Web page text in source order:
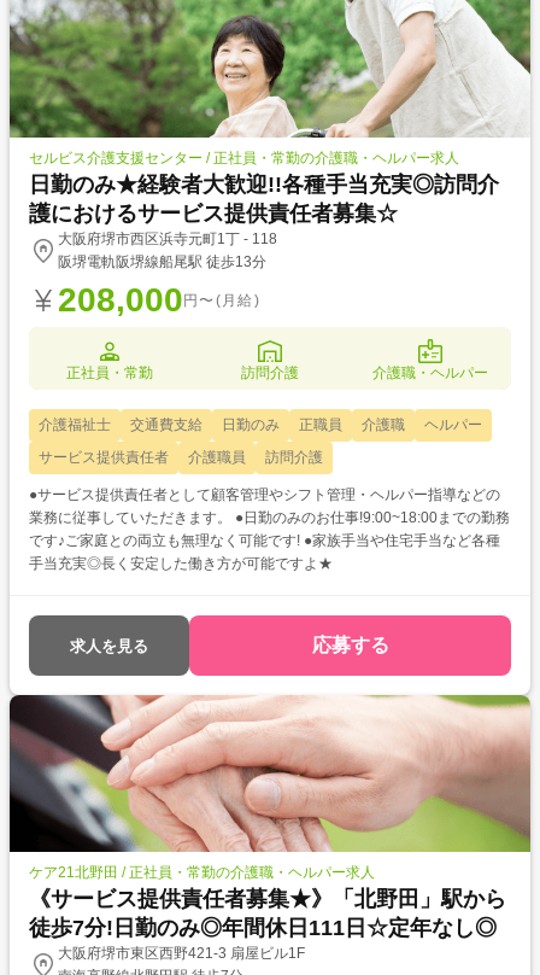
セルビス介護支援センター / 正社員・常勤の介護職・ヘルパー求人
日勤のみ★経験者大歓迎!!各種手当充実◎訪問介
護におけるサービス提供責任者募集☆
大阪府堺市西区浜寺元町1丁 - 118
阪堺電軌阪堺線船尾駅 徒歩13分
208,000 円〜(月給)
正社員・常勤 訪問介護 介護職・ヘルパー
介護福祉士 交通費支給 日勤のみ 正職員 介護職
ヘルパー
サービス提供責任者
介護職員 訪問介護
●サービス提供責任者として顧客管理やシフト管理・ヘルパー指導などの
業務に従事していただきます。 ●日勤のみのお仕事!9:00~18:00までの勤務
です♪ご家庭との両立も無理なく可能です! ●家族手当や住宅手当など各種
手当充実◎長く安定した働き方が可能ですよ★
求人を見る 応募する
ケア21北野田 / 正社員・常勤の介護職・ヘルパー求人
《サービス提供責任者募集★》「北野田」駅から
徒歩7分!日勤のみ◎年間休日111日☆定年なし◎
大阪府堺市東区西野421-3 扇屋ビル1F